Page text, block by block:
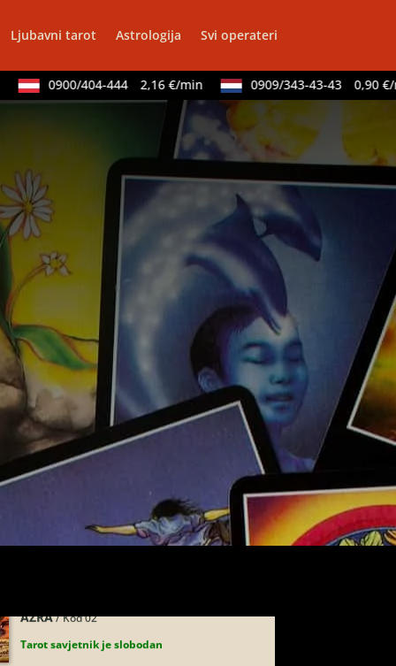
Ljubavni tarot Astrologija Svi operateri
0900/404-444 2,16 €/min 0909/343-43-43 0,90 €/min
DIJA
Tarot savjetnik je slobodan
astrologija (jyotish), reiki, tarot, oracle karte,
Broj tel: 064/600-600
tel:0,93€ - mob:1,12€ min
STOJA/ Kod 31
Tarot savjetnik je zauzet
kugla, tarot, vidovitost, visak
tel:0,93€ - mob:1,12€ min
Tarot savjetnik je slobodan
tarot, vidovitost, ljubavna predviđanja